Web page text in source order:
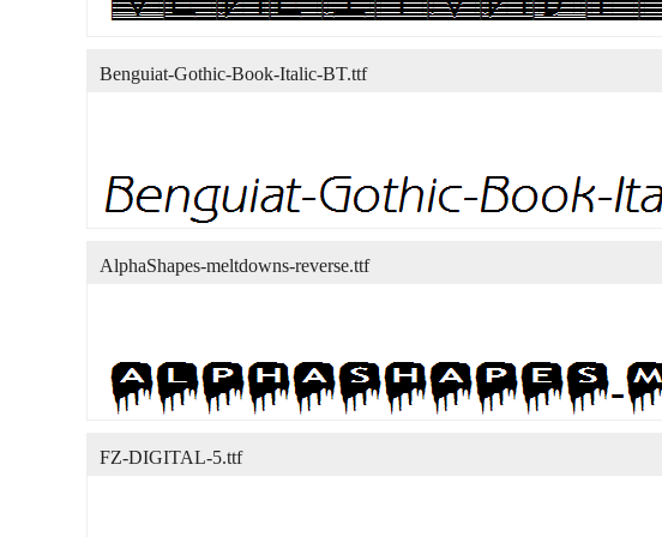
Benguiat-Gothic-Book-Italic-BT.ttf
AlphaShapes-meltdowns-reverse.ttf
FZ-DIGITAL-5.ttf